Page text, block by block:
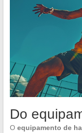
Do
O equipamento de